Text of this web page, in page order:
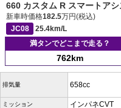
660 カスタム R スマートア
新車時価格182.5万円(税込)
JC08
25.4km/L
満タンでどこまで走る？
762km
排気量 658cc
ミッション インパネCVT